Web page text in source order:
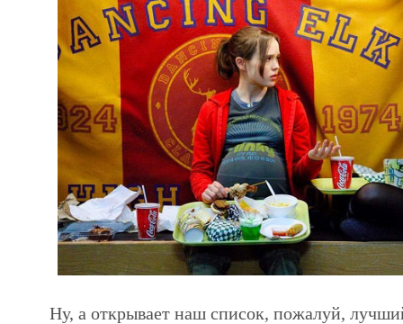
Ну, а открывает наш список, пожалуй,